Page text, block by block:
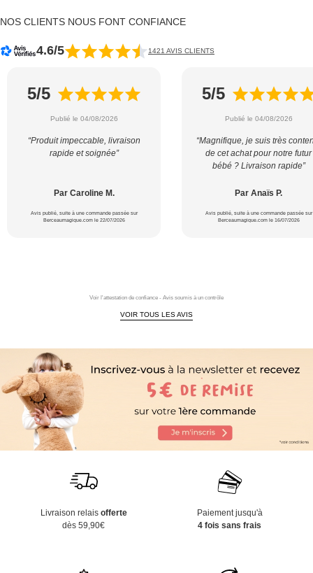
NOS CLIENTS NOUS FONT CONFIANCE
4.6/5 1421 AVIS CLIENTS
5/5
Publié le 04/08/2026
“Produit impeccable, livraison
rapide et soignée”
Par Caroline M.
Avis publié, suite à une commande passée sur
Berceaumagique.com le 22/07/2026
5/5
Publié le 04/08/2026
“Magnifique, je suis très
de cet achat pour notre futur
bébé ? Livraison rapide”
Par Anaïs P.
Avis publié, suite à une commande passée sur
Berceaumagique.com le 16/07/2026
Voir l'attestation de confiance - Avis soumis à un contrôle
VOIR TOUS LES AVIS
Livraison relais offerte
dès 59,90€
Paiement jusqu'à
4 fois sans frais